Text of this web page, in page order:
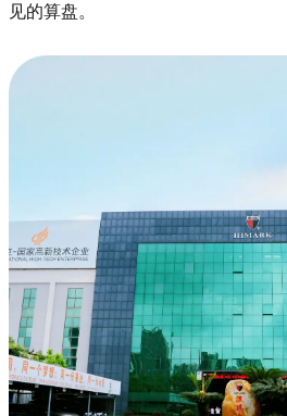
见的算盘。